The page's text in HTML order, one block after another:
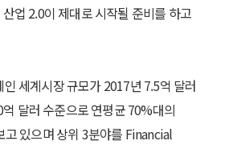
업 2.0이 제대로 시작될 준비를 하고
세계시장 규모가 2017년 7.5억 달러
달러 수준으로 연평균 70%대의
고 있으며 상위 3분야를 Financial